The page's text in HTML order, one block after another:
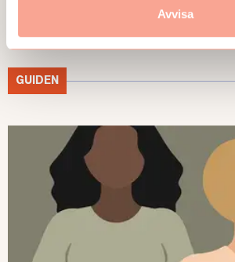
Avvisa
GUIDEN